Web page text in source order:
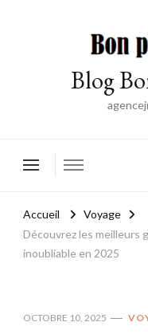
Blog
Accueil
Voyage
Découvrez les meilleurs
inoubliable en 2025
OCTOBRE 10, 2025